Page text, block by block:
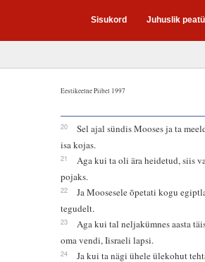
Sisukord Juhuslik
Eestikeelne Piibel 1997
20
Sel ajal sündis Mooses ja ta
isa kojas.
21
Aga kui ta oli ära heidetud, siis
pojaks.
22
Ja Moosesele õpetati kogu
tegudelt.
23
Aga kui tal neljakümnes aasta
oma vendi, Iisraeli lapsi.
24
Ja kui ta nägi ühele ülekohut